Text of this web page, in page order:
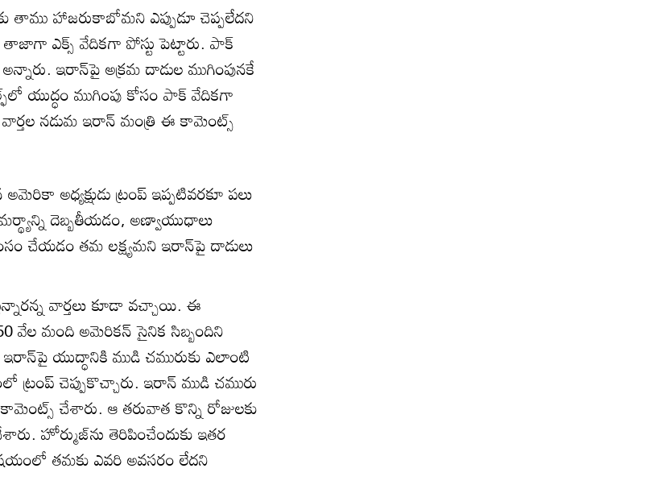
తాము హాజరుకాబోమని ఎప్పుడూ చెప్పలేదని
ఎక్స్ వేదికగా పోస్టు పెట్టారు. పాక్
ఇరాన్‌పై అక్రమ దాడుల ముగింపునకే
యుద్ధం ముగింపు కోసం పాక్ వేదికగా
వార్తల నడుమ ఇరాన్ మంత్రి ఈ కామెంట్స్
అధ్యక్షుడు ట్రంప్ ఇప్పటివరకూ పలు
దెబ్బతీయడం, అణ్వాయుధాలు
చేయడం తమ లక్ష్యమని ఇరాన్‌పై దాడులు
వార్తలు కూడా వచ్చాయి. ఈ
వేల మంది అమెరికన్ సైనిక సిబ్బందిని
యుద్ధానికి ముడి చమురుకు ఎలాంటి
చెప్పుకొచ్చారు. ఇరాన్ ముడి చమురు
చేశారు. ఆ తరువాత కొన్ని రోజులకు
హోర్ముజ్‌ను తెరిపించేందుకు ఇతర
తమకు ఎవరి అవసరం లేదని